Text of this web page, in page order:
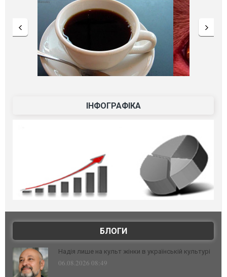
ІНФОГРАФІКА
БЛОГИ
Надія лише на культ жінки в українській культурі
06.08.2026 08:49